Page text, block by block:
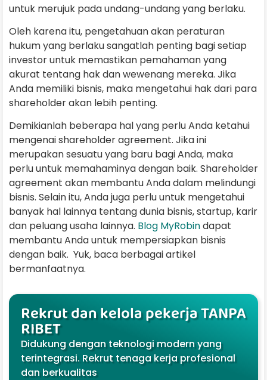
untuk merujuk pada undang-undang yang berlaku.
Oleh karena itu, pengetahuan akan peraturan
hukum yang berlaku sangatlah penting bagi setiap
investor untuk memastikan pemahaman yang
akurat tentang hak dan wewenang mereka. Jika
Anda memiliki bisnis, maka mengetahui hak dari para
shareholder akan lebih penting.
Demikianlah beberapa hal yang perlu Anda ketahui
mengenai shareholder agreement. Jika ini
merupakan sesuatu yang baru bagi Anda, maka
perlu untuk memahaminya dengan baik. Shareholder
agreement akan membantu Anda dalam melindungi
bisnis. Selain itu, Anda juga perlu untuk mengetahui
banyak hal lainnya tentang dunia bisnis, startup, karir
dan peluang usaha lainnya. Blog MyRobindapat
membantu Anda untuk mempersiapkan bisnis
dengan baik. Yuk, baca berbagai artikel
bermanfaatnya.
Rekrut dan kelola pekerja TANPA
RIBET
Didukung dengan teknologi modern yang
terintegrasi. Rekrut tenaga kerja profesional
dan berkualitas